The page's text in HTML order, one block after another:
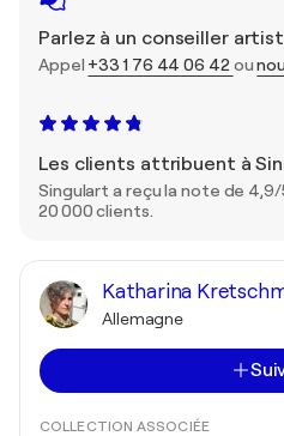
Parlez à un conseiller
Appel +33 1 76 44 06 42 ou
Les clients attribuent à
Singulart a reçu la note de
20 000 clients.
Katharina
Allemagne
COLLECTION ASSOCIÉE